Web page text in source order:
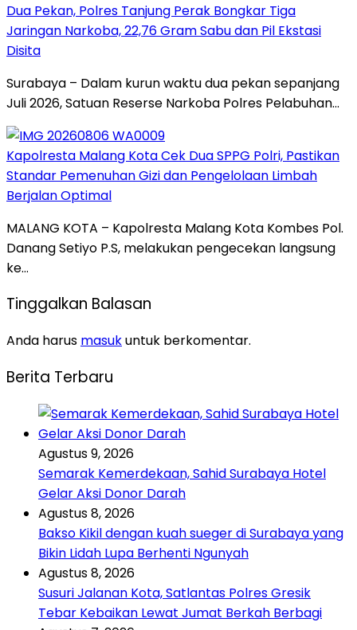
Dua Pekan, Polres Tanjung Perak Bongkar Tiga
Jaringan Narkoba, 22,76 Gram Sabu dan Pil Ekstasi
Disita
Surabaya – Dalam kurun waktu dua pekan sepanjang
Juli 2026, Satuan Reserse Narkoba Polres Pelabuhan…
Kapolresta Malang Kota Cek Dua SPPG Polri, Pastikan
Standar Pemenuhan Gizi dan Pengelolaan Limbah
Berjalan Optimal
MALANG KOTA – Kapolresta Malang Kota Kombes Pol.
Danang Setiyo P.S, melakukan pengecekan langsung
ke…
Tinggalkan Balasan
Anda harus masukuntuk berkomentar.
Berita Terbaru
Agustus 9, 2026
Semarak Kemerdekaan, Sahid Surabaya Hotel
Gelar Aksi Donor Darah
Agustus 8, 2026
Bakso Kikil dengan kuah sueger di Surabaya yang
Bikin Lidah Lupa Berhenti Ngunyah
Agustus 8, 2026
Susuri Jalanan Kota, Satlantas Polres Gresik
Tebar Kebaikan Lewat Jumat Berkah Berbagi